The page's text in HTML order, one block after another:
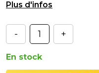
véhicules ut
- +
En stock